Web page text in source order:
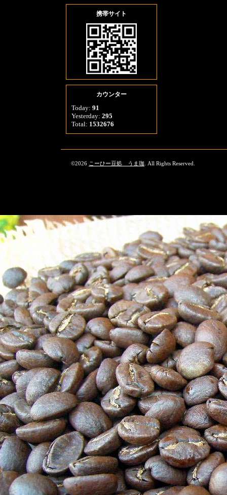
携帯サイト
カウンター
Today: 91
Yesterday: 295
Total: 1532676
©2026 こーひー豆処 うま珈 . All Rights Reserved.